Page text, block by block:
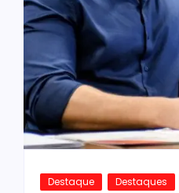
Destaque Destaques